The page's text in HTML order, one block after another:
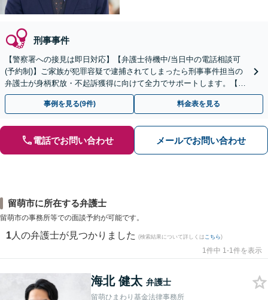
刑事事件
【警察署への接見は即日対応】【弁護士待機中/当日中の電話相談可
(予約制)】ご家族が犯罪容疑で逮捕されてしまったら刑事事件担当の
弁護士が身柄釈放・不起訴獲得に向けて全力でサポートします。【毎
月100名以上の相談実績】【全国対応】
事例を見る(9件) 料金表を見る
電話でお問い合わせ メールでお問い合わせ
留萌市に所在する弁護士
留萌市の事務所等での面談予約が可能です。
1 人の弁護士が見つかりました (検索結果について詳しくは こちら)
1件中 1-1件を表示
海北 健太 弁護士
留萌ひまわり基金法律事務所